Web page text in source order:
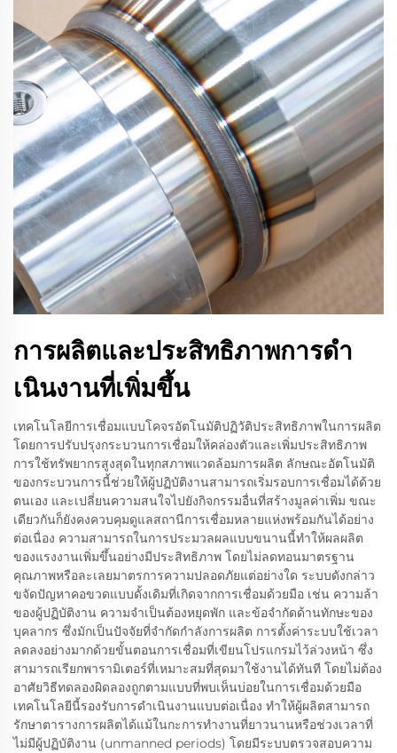
การผลิตและประสิทธิภาพการดํา
เนินงานที่เพิ่มขึ้น
เทคโนโลยีการเชื่อมแบบโคจรอัตโนมัติปฏิวัติประสิทธิภาพในการผลิต
โดยการปรับปรุงกระบวนการเชื่อมให้คล่องตัวและเพิ่มประสิทธิภาพ
การใช้ทรัพยากรสูงสุดในทุกสภาพแวดล้อมการผลิต ลักษณะอัตโนมัติ
ของกระบวนการนี้ช่วยให้ผู้ปฏิบัติงานสามารถเริ่มรอบการเชื่อมได้ด้วย
ตนเอง และเปลี่ยนความสนใจไปยังกิจกรรมอื่นที่สร้างมูลค่าเพิ่ม ขณะ
เดียวกันก็ยังคงควบคุมดูแลสถานีการเชื่อมหลายแห่งพร้อมกันได้อย่าง
ต่อเนื่อง ความสามารถในการประมวลผลแบบขนานนี้ทำให้ผลผลิต
ของแรงงานเพิ่มขึ้นอย่างมีประสิทธิภาพ โดยไม่ลดทอนมาตรฐาน
คุณภาพหรือละเลยมาตรการความปลอดภัยแต่อย่างใด ระบบดังกล่าว
ขจัดปัญหาคอขวดแบบดั้งเดิมที่เกิดจากการเชื่อมด้วยมือ เช่น ความล้า
ของผู้ปฏิบัติงาน ความจำเป็นต้องหยุดพัก และข้อจำกัดด้านทักษะของ
บุคลากร ซึ่งมักเป็นปัจจัยที่จำกัดกำลังการผลิต การตั้งค่าระบบใช้เวลา
ลดลงอย่างมากด้วยขั้นตอนการเชื่อมที่เขียนโปรแกรมไว้ล่วงหน้า ซึ่ง
สามารถเรียกพารามิเตอร์ที่เหมาะสมที่สุดมาใช้งานได้ทันที โดยไม่ต้อง
อาศัยวิธีทดลองผิดลองถูกตามแบบที่พบเห็นบ่อยในการเชื่อมด้วยมือ
เทคโนโลยีนี้รองรับการดำเนินงานแบบต่อเนื่อง ทำให้ผู้ผลิตสามารถ
รักษาตารางการผลิตได้แม้ในกะการทำงานที่ยาวนานหรือช่วงเวลาที่
ไม่มีผู้ปฏิบัติงาน (unmanned periods) โดยมีระบบตรวจสอบความ